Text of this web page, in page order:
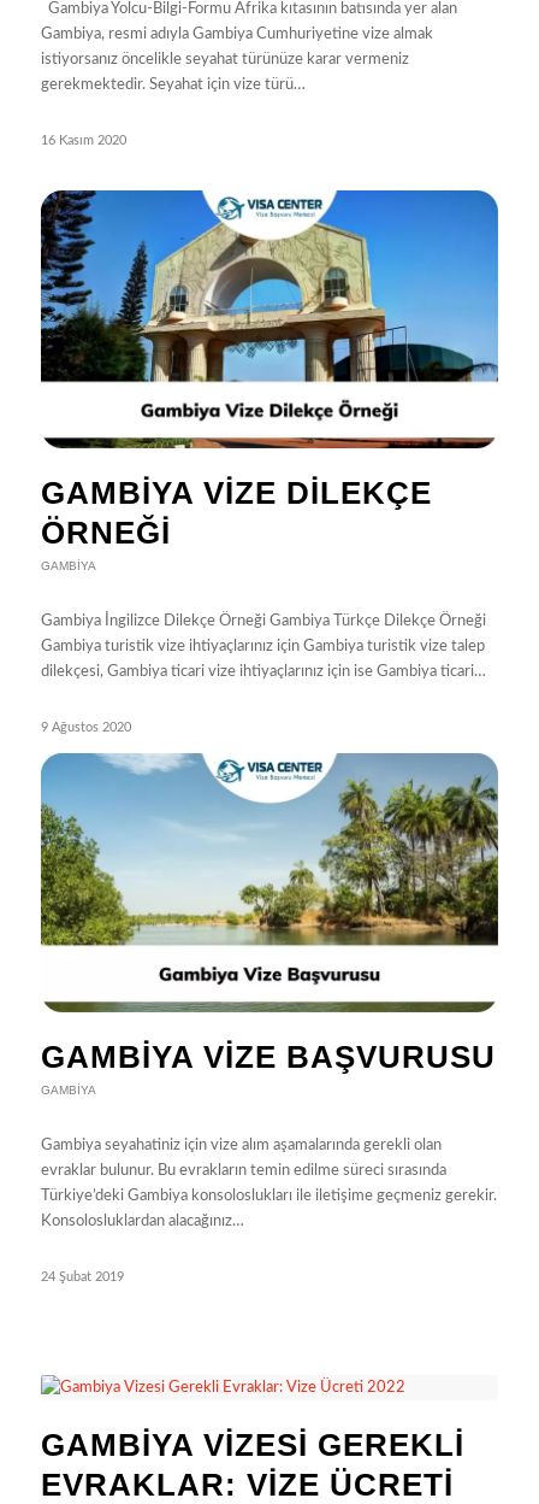
Gambiya Yolcu-Bilgi-Formu Afrika kıtasının batısında yer alan
Gambiya, resmi adıyla Gambiya Cumhuriyetine vize almak
istiyorsanız öncelikle seyahat türünüze karar vermeniz
gerekmektedir. Seyahat için vize türü…
16 Kasım 2020
GAMBIYA VIZE DILEKÇE
ÖRNEĞI
GAMBIYA
Gambiya İngilizce Dilekçe Örneği Gambiya Türkçe Dilekçe Örneği
Gambiya turistik vize ihtiyaçlarınız için Gambiya turistik vize talep
dilekçesi, Gambiya ticari vize ihtiyaçlarınız için ise Gambiya ticari…
9 Ağustos 2020
GAMBIYA VIZE BAŞVURUSU
GAMBIYA
Gambiya seyahatiniz için vize alım aşamalarında gerekli olan
evraklar bulunur. Bu evrakların temin edilme süreci sırasında
Türkiye’deki Gambiya konsoloslukları ile iletişime geçmeniz gerekir.
Konsolosluklardan alacağınız…
24 Şubat 2019
GAMBIYA VIZESI GEREKLI
EVRAKLAR: VIZE ÜCRETI